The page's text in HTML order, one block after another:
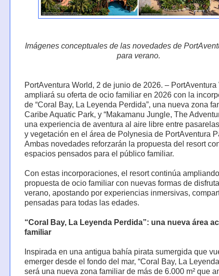
Imágenes conceptuales de las novedades de
para verano.
PortAventura World, 2 de junio de 2026. – PortAventura
ampliará su oferta de ocio familiar en 2026 con la
de “Coral Bay, La Leyenda Perdida”, una nueva zona
Caribe Aquatic Park, y “Makamanu Jungle, The
una experiencia de aventura al aire libre entre
y vegetación en el área de Polynesia de PortAventura
Ambas novedades reforzarán la propuesta del resort
espacios pensados para el público familiar.
Con estas incorporaciones, el resort continúa
propuesta de ocio familiar con nuevas formas de
verano, apostando por experiencias inmersivas,
pensadas para todas las edades.
“Coral Bay, La Leyenda Perdida”: una nueva área
familiar
Inspirada en una antigua bahía pirata sumergida que
emerger desde el fondo del mar, “Coral Bay, La
será una nueva zona familiar de más de 6.000 m² que